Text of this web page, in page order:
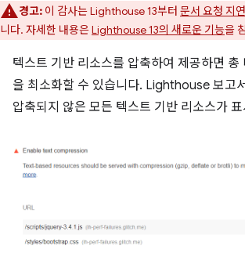
경고: 이 감사는 Lighthouse 13부터 문서 요청 지
니다. 자세한 내용은Lighthouse 13의 새로운 기능을
텍스트 기반 리소스를 압축하여 제공하면 총
을 최소화할 수 있습니다. Lighthouse 보고
압축되지 않은 모든 텍스트 기반 리소스가